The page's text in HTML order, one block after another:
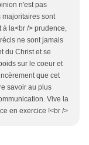
n'est pas
majoritaires sont
à la<br /> prudence,
ne sont jamais
du Christ et se
sur le coeur et
que cet
savoir au plus
Vive la
en exercice !<br />